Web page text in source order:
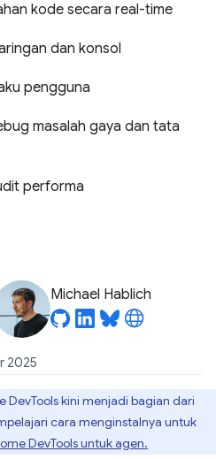
kode secara real-time
dan konsol
pengguna
masalah gaya dan tata
performa
Michael Hablich
2025
DevTools kini menjadi bagian dari
cara menginstalnya untuk
DevTools untuk agen.